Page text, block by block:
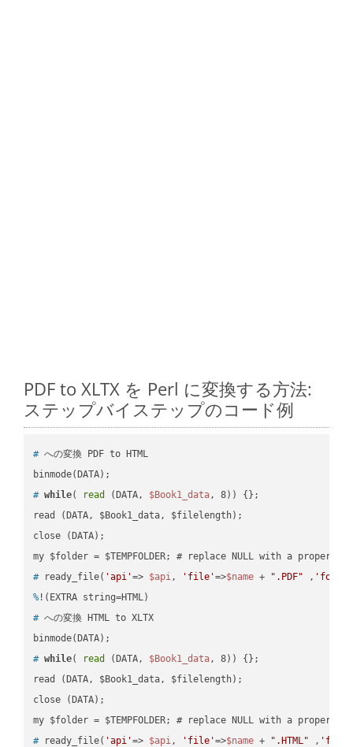
PDF to XLTX を Perl に変換する方法:
ステップバイステップのコード例
# への変換 PDF to HTML
# while( read (DATA, $Book1_data, 8)) {};
read (DATA, $Book1_data, $filelength);
close (DATA);
# ready_file( 'api'=> $api, 'file'=>$name + ".PDF" ,
% !(EXTRA string=HTML)
# への変換 HTML to XLTX
# while( read (DATA, $Book1_data, 8)) {};
read (DATA, $Book1_data, $filelength);
close (DATA);
# ready_file( 'api'=> $api, 'file'=>$name + ".HTML" ,